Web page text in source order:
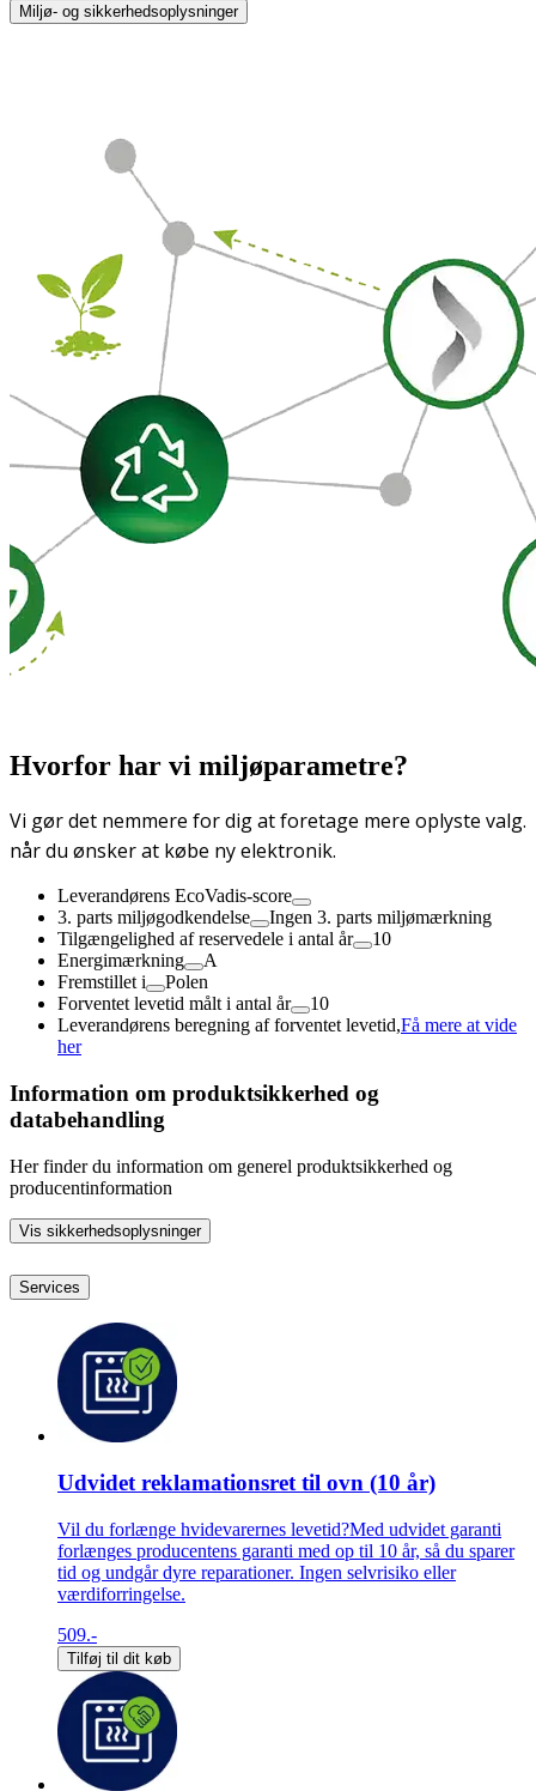
Miljø- og sikkerhedsoplysninger
Hvorfor har vi miljøparametre?
Vi gør det nemmere for dig at foretage mere oplyste valg.
når du ønsker at købe ny elektronik.
Leverandørens EcoVadis-score
3. parts miljøgodkendelse
Ingen 3. parts miljømærkning
Tilgængelighed af reservedele i antal år
10
Energimærkning
A
Fremstillet i
Polen
Forventet levetid målt i antal år
10
Leverandørens beregning af forventet levetid,Få mere at vide
her
Information om produktsikkerhed og
databehandling
Her finder du information om generel produktsikkerhed og
producentinformation
Vis sikkerhedsoplysninger
Services
Udvidet reklamationsret til ovn (10 år)
Vil du forlænge hvidevarernes levetid?Med udvidet garanti
forlænges producentens garanti med op til 10 år, så du sparer
tid og undgår dyre reparationer. Ingen selvrisiko eller
værdiforringelse.
509.-
Tilføj til dit køb